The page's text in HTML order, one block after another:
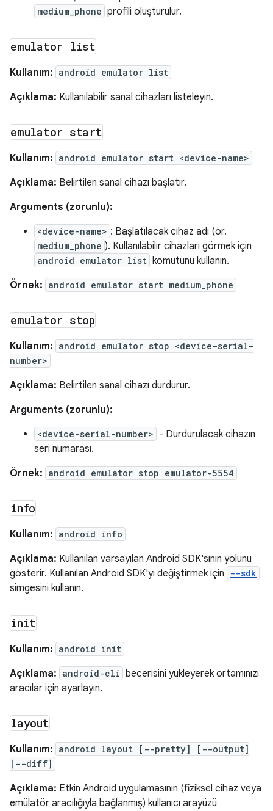
medium_phone profili oluşturulur.
emulator list
Kullanım: android emulator list
Açıklama: Kullanılabilir sanal cihazları listeleyin.
emulator start
Kullanım: android emulator start <device-name>
Açıklama: Belirtilen sanal cihazı başlatır.
Arguments (zorunlu):
<device-name> : Başlatılacak cihaz adı (ör.
medium_phone ). Kullanılabilir cihazları görmek için
android emulator list komutunu kullanın.
Örnek: android emulator start medium_phone
emulator stop
Kullanım: android emulator stop <device-serial-
number>
Açıklama: Belirtilen sanal cihazı durdurur.
Arguments (zorunlu):
<device-serial-number> - Durdurulacak cihazın
seri numarası.
Örnek: android emulator stop emulator-5554
info
Kullanım: android info
Açıklama: Kullanılan varsayılan Android SDK'sının yolunu
gösterir. Kullanılan Android SDK'yı değiştirmek için
--sdk
simgesini kullanın.
init
Kullanım: android init
Açıklama: android-cli becerisini yükleyerek ortamınızı
aracılar için ayarlayın.
layout
Kullanım: android layout [--pretty] [--output]
[--diff]
Açıklama: Etkin Android uygulamasının (fiziksel cihaz veya
emülatör aracılığıyla bağlanmış) kullanıcı arayüzü